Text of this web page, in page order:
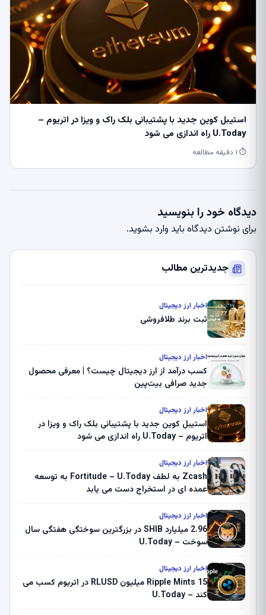
استیبل کوین جدید با پشتیبانی بلک راک و ویزا در اتریوم –
U.Today راه اندازی می شود
⏱ ۱ دقیقه مطالعه
دیدگاه خود را بنویسید
برای نوشتن دیدگاه باید وارد بشوید.
جدیدترین مطالب
اخبار ارز دیجیتال
ثبت برند طلافروشی
اخبار ارز دیجیتال
کسب درآمد از ارز دیجیتال چیست؟ | معرفی محصول
جدید صرافی بیت‌پین
اخبار ارز دیجیتال
استیبل کوین جدید با پشتیبانی بلک راک و ویزا در
اتریوم – U.Today راه اندازی می شود
اخبار ارز دیجیتال
Zcash به لطف Fortitude – U.Today به توسعه
عمده ای در استخراج دست می یابد
اخبار ارز دیجیتال
2.96 میلیارد SHIB در بزرگترین سوختگی هفتگی سال
سوخت – U.Today
اخبار ارز دیجیتال
Ripple Mints 15 میلیون RLUSD در اتریوم کسب می
کند – U.Today